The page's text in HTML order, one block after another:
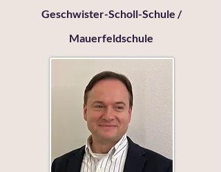
Geschwister-Scholl-Schule /
Mauerfeldschule